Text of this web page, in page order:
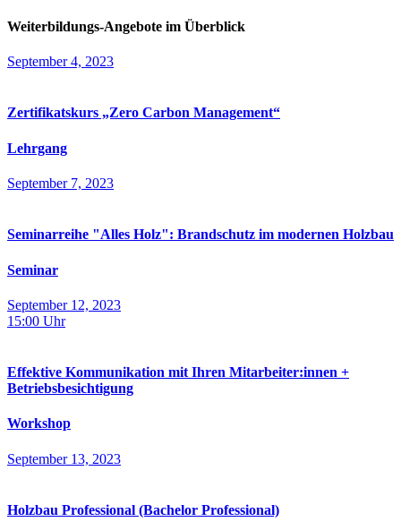
Weiterbildungs-Angebote im Überblick
September 4, 2023
Zertifikatskurs „Zero Carbon Management“
Lehrgang
September 7, 2023
Seminarreihe "Alles Holz": Brandschutz im modernen Holzbau
Seminar
September 12, 2023
15:00 Uhr
Effektive Kommunikation mit Ihren Mitarbeiter:innen +
Betriebsbesichtigung
Workshop
September 13, 2023
Holzbau Professional (Bachelor Professional)